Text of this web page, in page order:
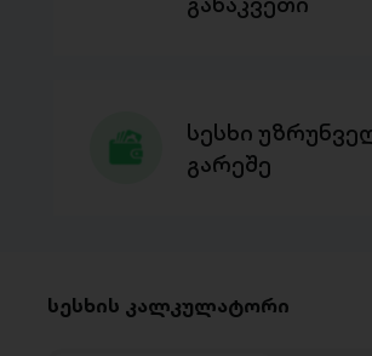
სესხი
გარეშე
სესხის კალკულატორი